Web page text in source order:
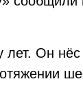
лет. Он нёс